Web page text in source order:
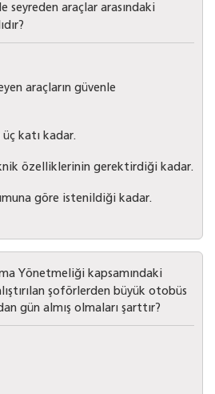
seyreden araçlar arasındaki
araçların güvenle
katı kadar.
özelliklerinin gerektirdiği kadar.
göre istenildiği kadar.
Yönetmeliği kapsamındaki
şoförlerden büyük otobüs
gün almış olmaları şarttır?